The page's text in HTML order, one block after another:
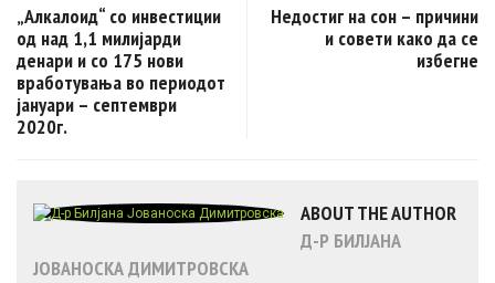
„Алкалоид“ со инвестиции
од над 1,1 милијарди
денари и со 175 нови
вработувања во периодот
јануари – септември
2020г.
Недостиг на сон – причини
и совети како да се
избегне
ABOUT THE AUTHOR
Д-Р БИЛЈАНА
ЈОВАНОСКА ДИМИТРОВСКА